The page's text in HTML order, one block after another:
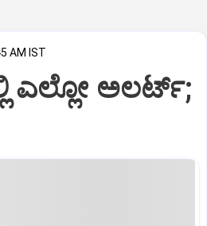
AM IST
ಎಲ್ಲೋ ಅಲರ್ಟ್‌;